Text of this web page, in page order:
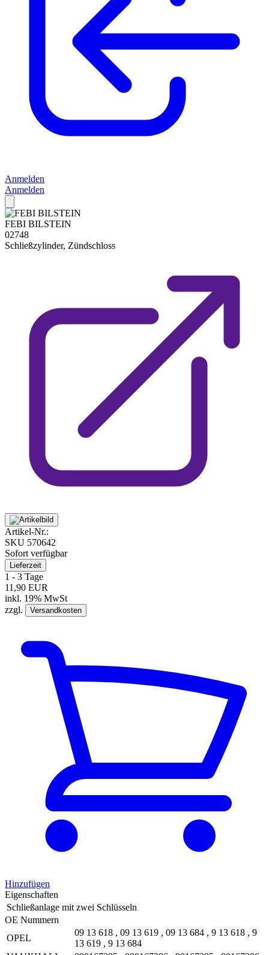
Anmelden
Anmelden
FEBI BILSTEIN
02748
Schließzylinder, Zündschloss
Artikel-Nr.:
SKU 570642
Sofort verfügbar
Lieferzeit
1 - 3 Tage
11,90 EUR
inkl. 19% MwSt
zzgl.
Versandkosten
Hinzufügen
Eigenschaften
Schließanlage mit zwei Schlüsseln
OE Nummern
OPEL
09 13 618 , 09 13 619 , 09 13 684 , 9 13 618 , 9
13 619 , 9 13 684